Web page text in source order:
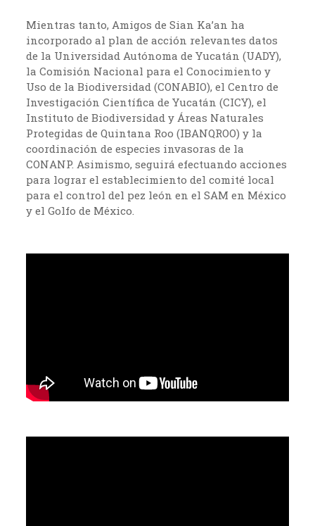
Mientras tanto, Amigos de Sian Ka’an ha
incorporado al plan de acción relevantes datos
de la Universidad Autónoma de Yucatán (UADY),
la Comisión Nacional para el Conocimiento y
Uso de la Biodiversidad (CONABIO), el Centro de
Investigación Científica de Yucatán (CICY), el
Instituto de Biodiversidad y Áreas Naturales
Protegidas de Quintana Roo (IBANQROO) y la
coordinación de especies invasoras de la
CONANP. Asimismo, seguirá efectuando acciones
para lograr el establecimiento del comité local
para el control del pez león en el SAM en México
y el Golfo de México.